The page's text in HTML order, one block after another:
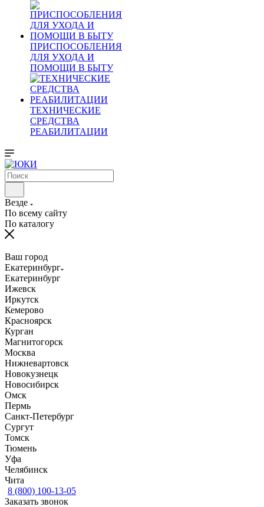
ПРИСПОСОБЛЕНИЯ
ДЛЯ УХОДА И
ПОМОЩИ В БЫТУ
ТЕХНИЧЕСКИЕ
СРЕДСТВА
РЕАБИЛИТАЦИИ
Везде
По всему сайту
По каталогу
Ваш город
Екатеринбург
Екатеринбург
Ижевск
Иркутск
Кемерово
Красноярск
Курган
Магнитогорск
Москва
Нижневартовск
Новокузнецк
Новосибирск
Омск
Пермь
Санкт-Петербург
Сургут
Томск
Тюмень
Уфа
Челябинск
Чита
8 (800) 100-13-05
Заказать звонок